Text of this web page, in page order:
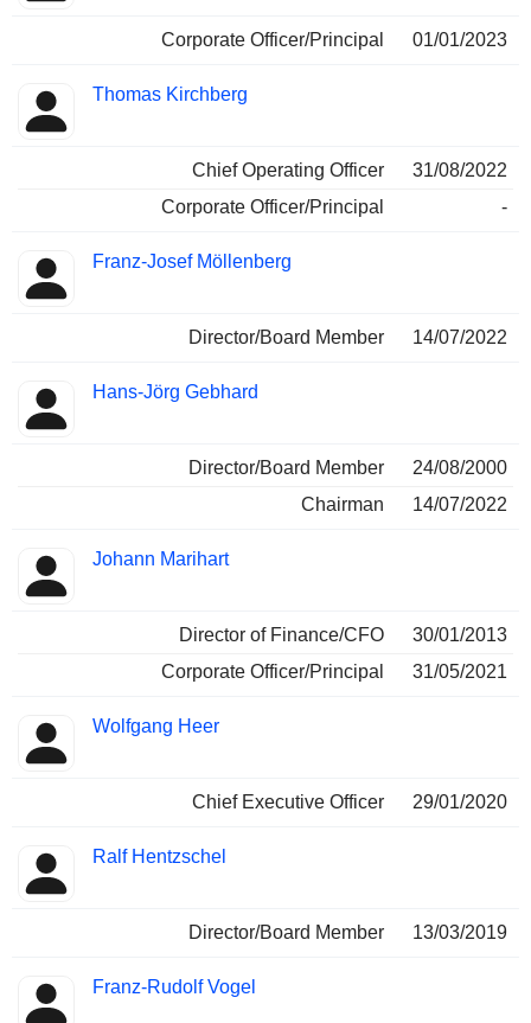
Corporate Officer/Principal 01/01/2023
Thomas Kirchberg
Chief Operating Officer
31/08/2022
Corporate Officer/Principal
-
Franz-Josef Möllenberg
Director/Board Member 14/07/2022
Hans-Jörg Gebhard
Director/Board Member
24/08/2000
Chairman
14/07/2022
Johann Marihart
Director of Finance/CFO
30/01/2013
Corporate Officer/Principal
31/05/2021
Wolfgang Heer
Chief Executive Officer 29/01/2020
Ralf Hentzschel
Director/Board Member 13/03/2019
Franz-Rudolf Vogel